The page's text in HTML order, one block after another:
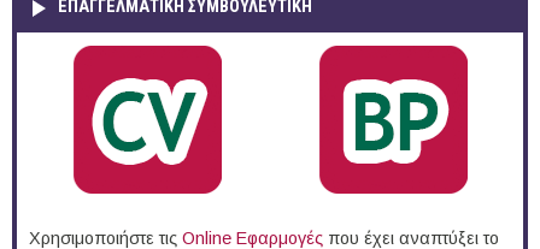
ΕΠΑΓΓΕΛΜΑΤΙΚΉ ΣΥΜΒΟΥΛΕΥΤΙΚΉ
Χρησιμοποιήστε τις Online Eφαρμογές που έχει αναπτύξει το